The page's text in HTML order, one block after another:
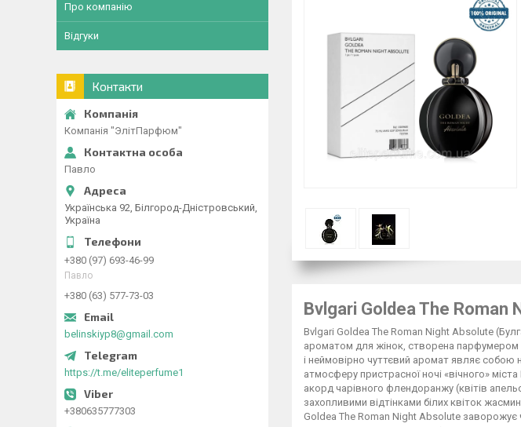
Bvlgari Goldea The Roman
Bvlgari Goldea The Roman Night Absolute
ароматом для жінок, створена парфумером
і неймовірно чуттєвий аромат являє собою
атмосферу пристрасної ночі «вічного»
акорд чарівного флендоранжу (квітів
захопливими відтінками білих квіток
Goldea The Roman Night Absolute заворожує
Про компанію
Відгуки
Контакти
Компанія "ЭлітПарфюм"
Павло
Українська 92, Білгород-Дністровський,
Україна
+380 (97) 693-46-99
Павло
+380 (63) 577-73-03
belinskiyp8@gmail.com
https://t.me/eliteperfume1
+380635777303